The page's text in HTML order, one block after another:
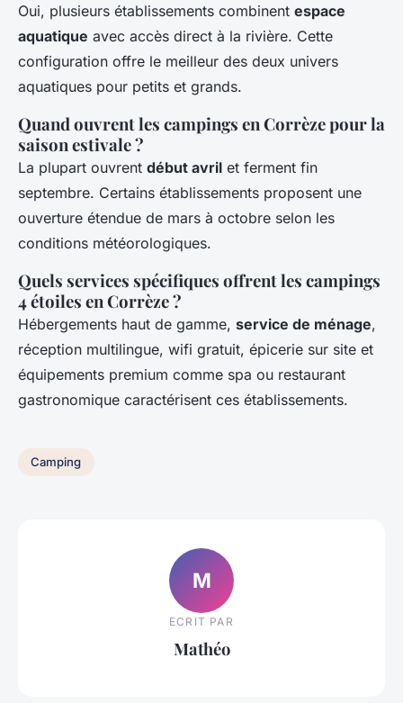
Oui, plusieurs établissements combinent espace
aquatique avec accès direct à la rivière. Cette
configuration offre le meilleur des deux univers
aquatiques pour petits et grands.
Quand ouvrent les campings en Corrèze pour la
saison estivale ?
La plupart ouvrent début avril et ferment fin
septembre. Certains établissements proposent une
ouverture étendue de mars à octobre selon les
conditions météorologiques.
Quels services spécifiques offrent les campings
4 étoiles en Corrèze ?
Hébergements haut de gamme, service de ménage,
réception multilingue, wifi gratuit, épicerie sur site et
équipements premium comme spa ou restaurant
gastronomique caractérisent ces établissements.
Camping
M
ECRIT PAR
Mathéo